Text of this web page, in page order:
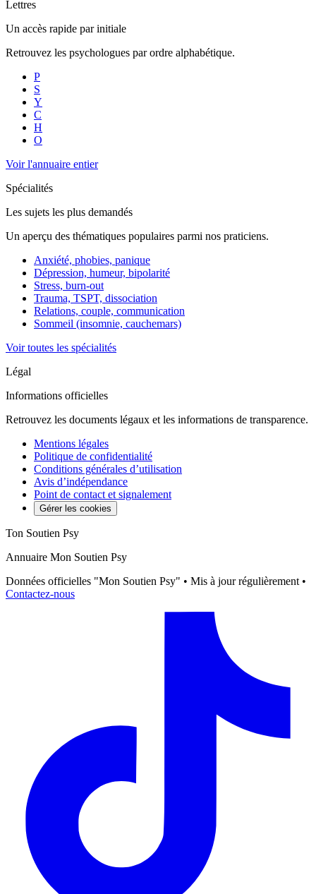
Lettres
Un accès rapide par initiale
Retrouvez les psychologues par ordre alphabétique.
P
S
Y
C
H
O
Voir l'annuaire entier
Spécialités
Les sujets les plus demandés
Un aperçu des thématiques populaires parmi nos praticiens.
Anxiété, phobies, panique
Dépression, humeur, bipolarité
Stress, burn-out
Trauma, TSPT, dissociation
Relations, couple, communication
Sommeil (insomnie, cauchemars)
Voir toutes les spécialités
Légal
Informations officielles
Retrouvez les documents légaux et les informations de transparence.
Mentions légales
Politique de confidentialité
Conditions générales d’utilisation
Avis d’indépendance
Point de contact et signalement
Gérer les cookies
Ton Soutien Psy
Annuaire Mon Soutien Psy
Données officielles "Mon Soutien Psy" • Mis à jour régulièrement •
Contactez-nous